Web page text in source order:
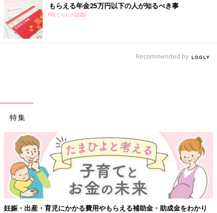
もらえる年金25万円以下の人が知るべき事
PR(くらしの話題)
Recommended by
特集
妊娠・出産・育児にかかる費用やもらえる補助金・助成金をわかり